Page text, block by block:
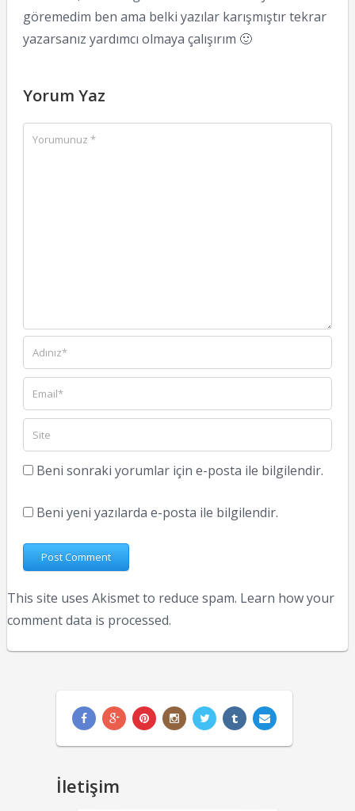
göremedim ben ama belki yazılar karışmıştır tekrar
yazarsanız yardımcı olmaya çalışırım 🙂
Yorum Yaz
Beni sonraki yorumlar için e-posta ile bilgilendir.
Beni yeni yazılarda e-posta ile bilgilendir.
This site uses Akismet to reduce spam. Learn how your
comment data is processed.
İletişim